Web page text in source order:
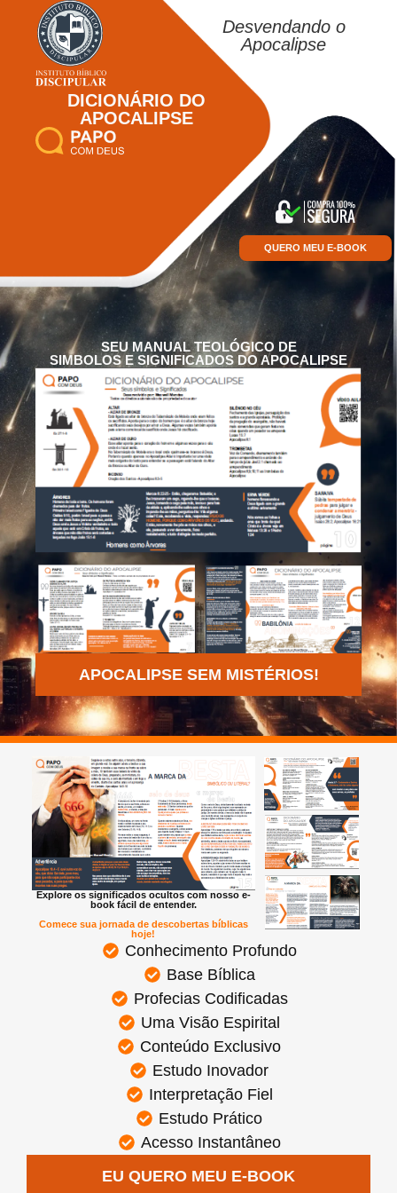
DICIONÁRIO DO
APOCALIPSE
Desvendando o
Apocalipse
QUERO MEU E-BOOK
SEU MANUAL TEOLÓGICO DE
SIMBOLOS E SIGNIFICADOS DO APOCALIPSE
APOCALIPSE SEM MISTÉRIOS!
Explore os significados ocultos com nosso e-
book fácil de entender.
Comece sua jornada de descobertas bíblicas
hoje!
Conhecimento Profundo
Base Bíblica
Profecias Codificadas
Uma Visão Espirital
Conteúdo Exclusivo
Estudo Inovador
Interpretação Fiel
Estudo Prático
Acesso Instantâneo
EU QUERO MEU E-BOOK